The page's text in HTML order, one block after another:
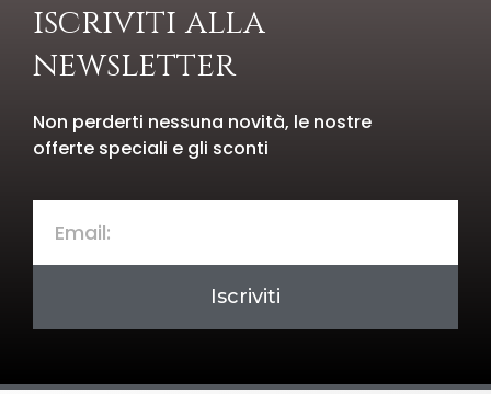
iscriviti alla
newsletter
Non perderti nessuna novità, le nostre
offerte speciali e gli sconti
Iscriviti